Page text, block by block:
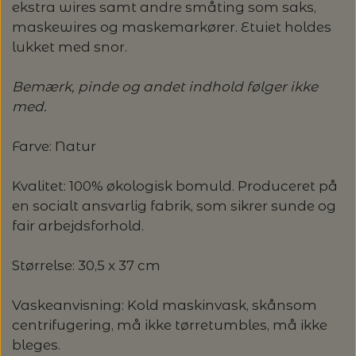
LANG YARNS: CASHMERE CLASSIC - SPAR
RAUMA: PETUNIA PIMA BOMULDSGARN
PASCUALI: NEPAL - SPAR 20%
POMP STITCH - BRODERI - SPAR 30-35%
PÅ ALLE KITS
KAREN KLARBÆK
LANG YARNS
PASCUALI
ISAGER
JOJO KNITWEAR - GARNKITS
LENE HOLME SAMSØE - LEKNIT
OTHER LOOPS
TØRKLÆDER/SJALER/PONCHOER
ISAGER - ULDSÆBE/WOOLSOAP
ELASTIKKER
MASKESTOPPERE
STRIKKENÅLE, SYNÅLE OG PUNCHNÅLE
GLERUPS BØRN OG BABY
GLERUPS FILTSÅLER
TASKER - MUUD LIVING
TILBEHØR - MUUD LIVING
OMNIOUTIL - JAPANSKE SPANDE -
HACHIMAN
ekstra wires samt andre småting som saks,
maskewires og maskemarkører. Etuiet holdes
lukket med snor.
Bemærk, pinde og andet indhold følger ikke
med.
Farve: Natur
Kvalitet: 100% økologisk bomuld. Produceret på
en socialt ansvarlig fabrik, som sikrer sunde og
fair arbejdsforhold.
Størrelse: 30,5 x 37 cm
Vaskeanvisning: Kold maskinvask, skånsom
centrifugering, må ikke tørretumbles, må ikke
bleges.